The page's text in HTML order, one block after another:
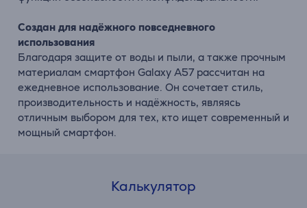
Создан для надёжного повседневного
использования
Благодаря защите от воды и пыли, а также прочным
материалам смартфон Galaxy A57 рассчитан на
ежедневное использование. Он сочетает стиль,
производительность и надёжность, являясь
отличным выбором для тех, кто ищет современный и
мощный смартфон.
Калькулятор